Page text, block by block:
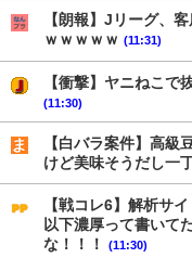
【朗報】Jリーグ、
ｗｗｗｗｗ (11:31)
【衝撃】ヤニねこで
(11:30)
【白バラ案件】高
けど美味そうだし一
【戦コレ6】解析サ
以下濃厚って書いて
な！！！
(11:30)